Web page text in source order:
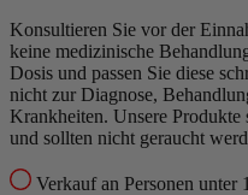
Konsultieren Sie vor der
keine medizinische
Dosis und passen Sie diese
nicht zur Diagnose,
Krankheiten. Unsere Produkte
und sollten nicht geraucht
Verkauf an Personen unter